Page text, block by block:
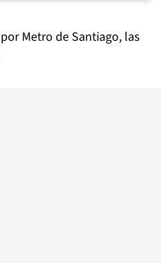
Metro de Santiago, las